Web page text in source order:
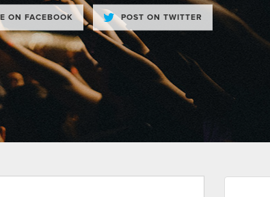
ON FACEBOOK POST ON TWITTER